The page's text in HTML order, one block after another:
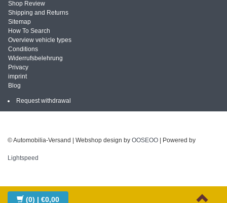
Shop Review
Shipping and Returns
Sitemap
How To Search
Overview vehicle types
Conditions
Widerrufsbelehrung
Privacy
imprint
Blog
Request withdrawal
© Automobilia-Versand | Webshop design by OOSEOO | Powered by
Lightspeed
(0) | €0,00